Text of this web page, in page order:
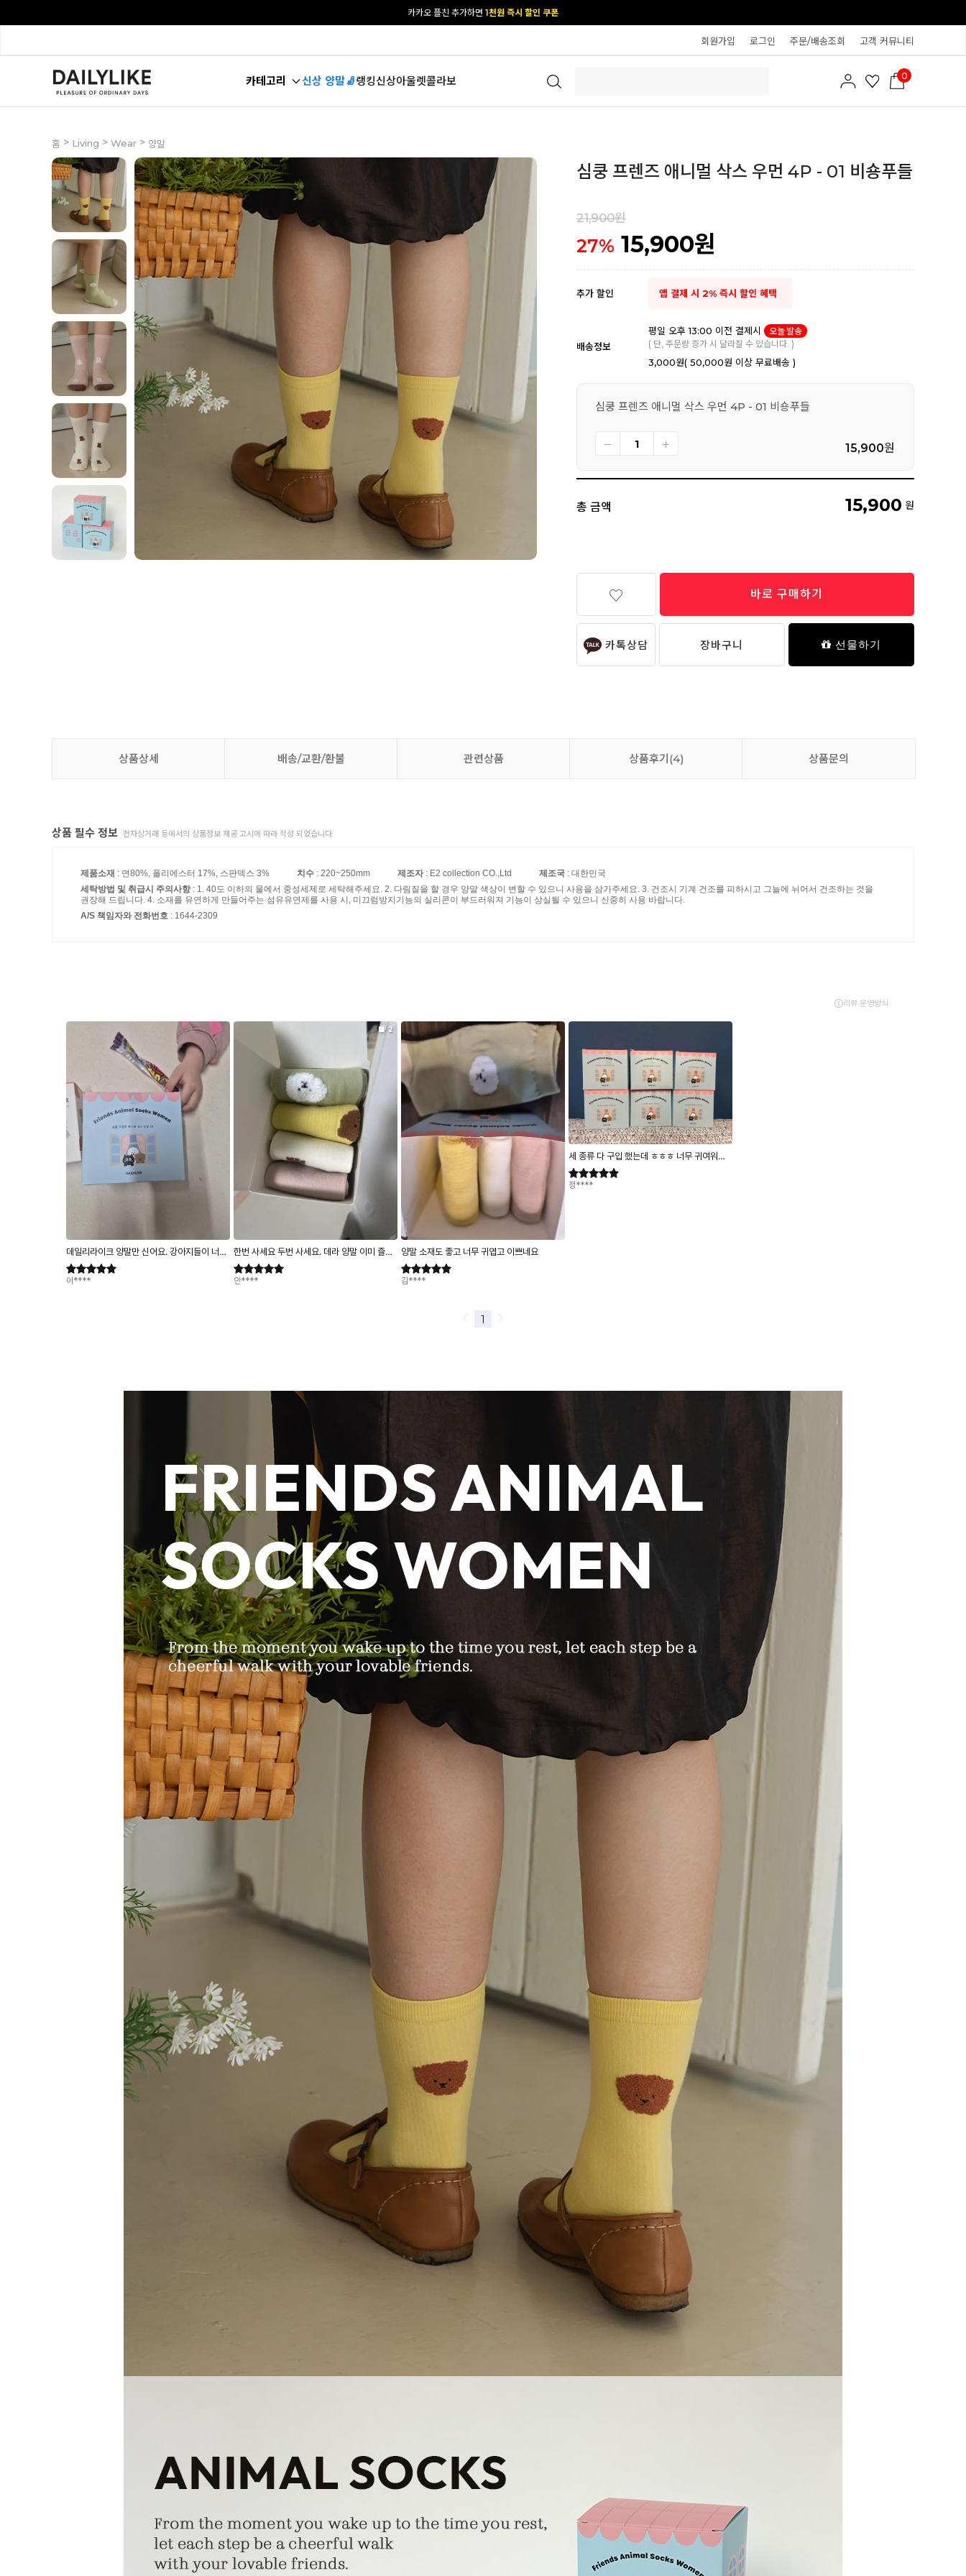
[공식몰 단독] 앱 다운받고2% 결제 할인 받기
회원가입 로그인 주문/배송조회 고객 커뮤니티
카테고리 신상 양말🧦랭킹신상아울렛콜라보 0
홈 > Living > Wear > 양말
심쿵 프렌즈 애니멀 삭스 우먼 4P - 01 비숑푸들
21,900원
27% 15,900원
추가 할인 앱 결제 시 2% 즉시 할인 혜택
배송정보
평일 오후 13:00 이전 결제시
오늘 발송
( 단, 주문량 증가 시 달라질 수 있습니다. )
3,000원( 50,000원 이상 무료배송 )
심쿵 프렌즈 애니멀 삭스 우먼 4P - 01 비숑푸들
15,900원
총 금액 15,900 원
바로 구매하기
카톡상담 장바구니 선물하기
상품상세 배송/교환/환불 관련상품 상품후기(4) 상품문의
상품 필수 정보 전자상거래 등에서의 상품정보 제공 고시에 따라 작성 되었습니다.
제품소재 : 면80%, 폴리에스터 17%, 스판덱스 3% 치수 : 220~250mm 제조자: E2 collection CO.,Ltd 제조국 : 대한민국
세탁방법 및 취급시 주의사항: 1. 40도 이하의 물에서 중성세제로 세탁해주세요. 2. 다림질을 할 경우 양말 색상이 변할 수 있으니 사용을 삼가주세요. 3. 건조시 기계 건조를 피하시고 그늘에 뉘어서 건조하는 것을
권장해 드립니다. 4. 소재를 유연하게 만들어주는 섬유유연제를 사용 시, 미끄럼방지기능의 실리콘이 부드러워져 기능이 상실될 수 있으니 신중히 사용 바랍니다.
A/S 책임자와 전화번호 : 1644-2309